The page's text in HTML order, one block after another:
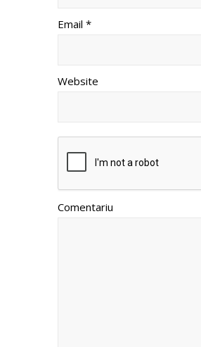
Email *
Website
Comentariu